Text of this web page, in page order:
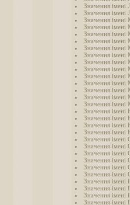
Значення імені
Значення імені
Значення імені
Значення імені
Значення імені
Значення імені
Значення імені
Значення імені
Значення імені
Значення
Значення
Значення імені
Значення імені
Значення імені
Значення імені
Значення імені
Значення імені
Значення імені
Значення імені
Значення імені
Значення імені
Значення імені
Значення імені
Значення імені
Значення імені
Значення імені
Значення імені
Значення імені
Значення імені